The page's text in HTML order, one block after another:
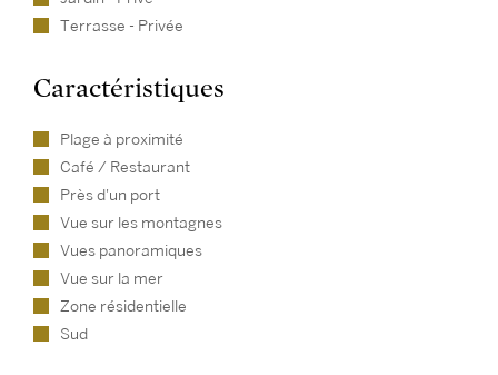
Terrasse - Privée
Caractéristiques
Plage à proximité
Café / Restaurant
Près d'un port
Vue sur les montagnes
Vues panoramiques
Vue sur la mer
Zone résidentielle
Sud